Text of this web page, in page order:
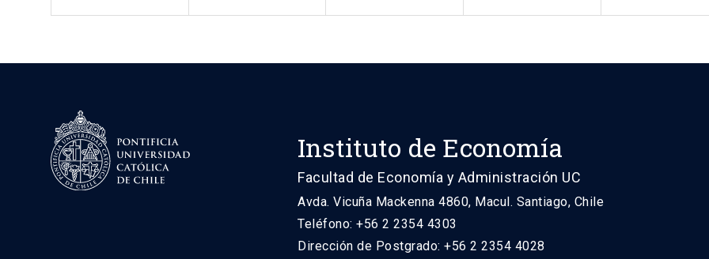
Instituto de Economía
Facultad de Economía y Administración UC
Avda. Vicuña Mackenna 4860, Macul. Santiago, Chile
Teléfono: +56 2 2354 4303
Dirección de Postgrado: +56 2 2354 4028